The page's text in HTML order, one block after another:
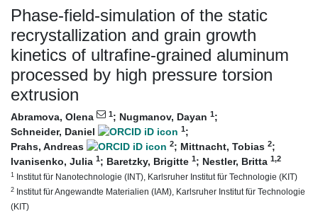
Phase-field-simulation of the static
recrystallization and grain growth
kinetics of ultrafine-grained aluminum
processed by high pressure torsion
extrusion
Abramova, Olena 1; Nugmanov, Dayan 1;
Schneider, Daniel
1;
Prahs, Andreas
2; Mittnacht, Tobias 2;
Ivanisenko, Julia 1; Baretzky, Brigitte 1; Nestler, Britta 1,2
1 Institut für Nanotechnologie (INT), Karlsruher Institut für Technologie (KIT)
2 Institut für Angewandte Materialien (IAM), Karlsruher Institut für Technologie
(KIT)